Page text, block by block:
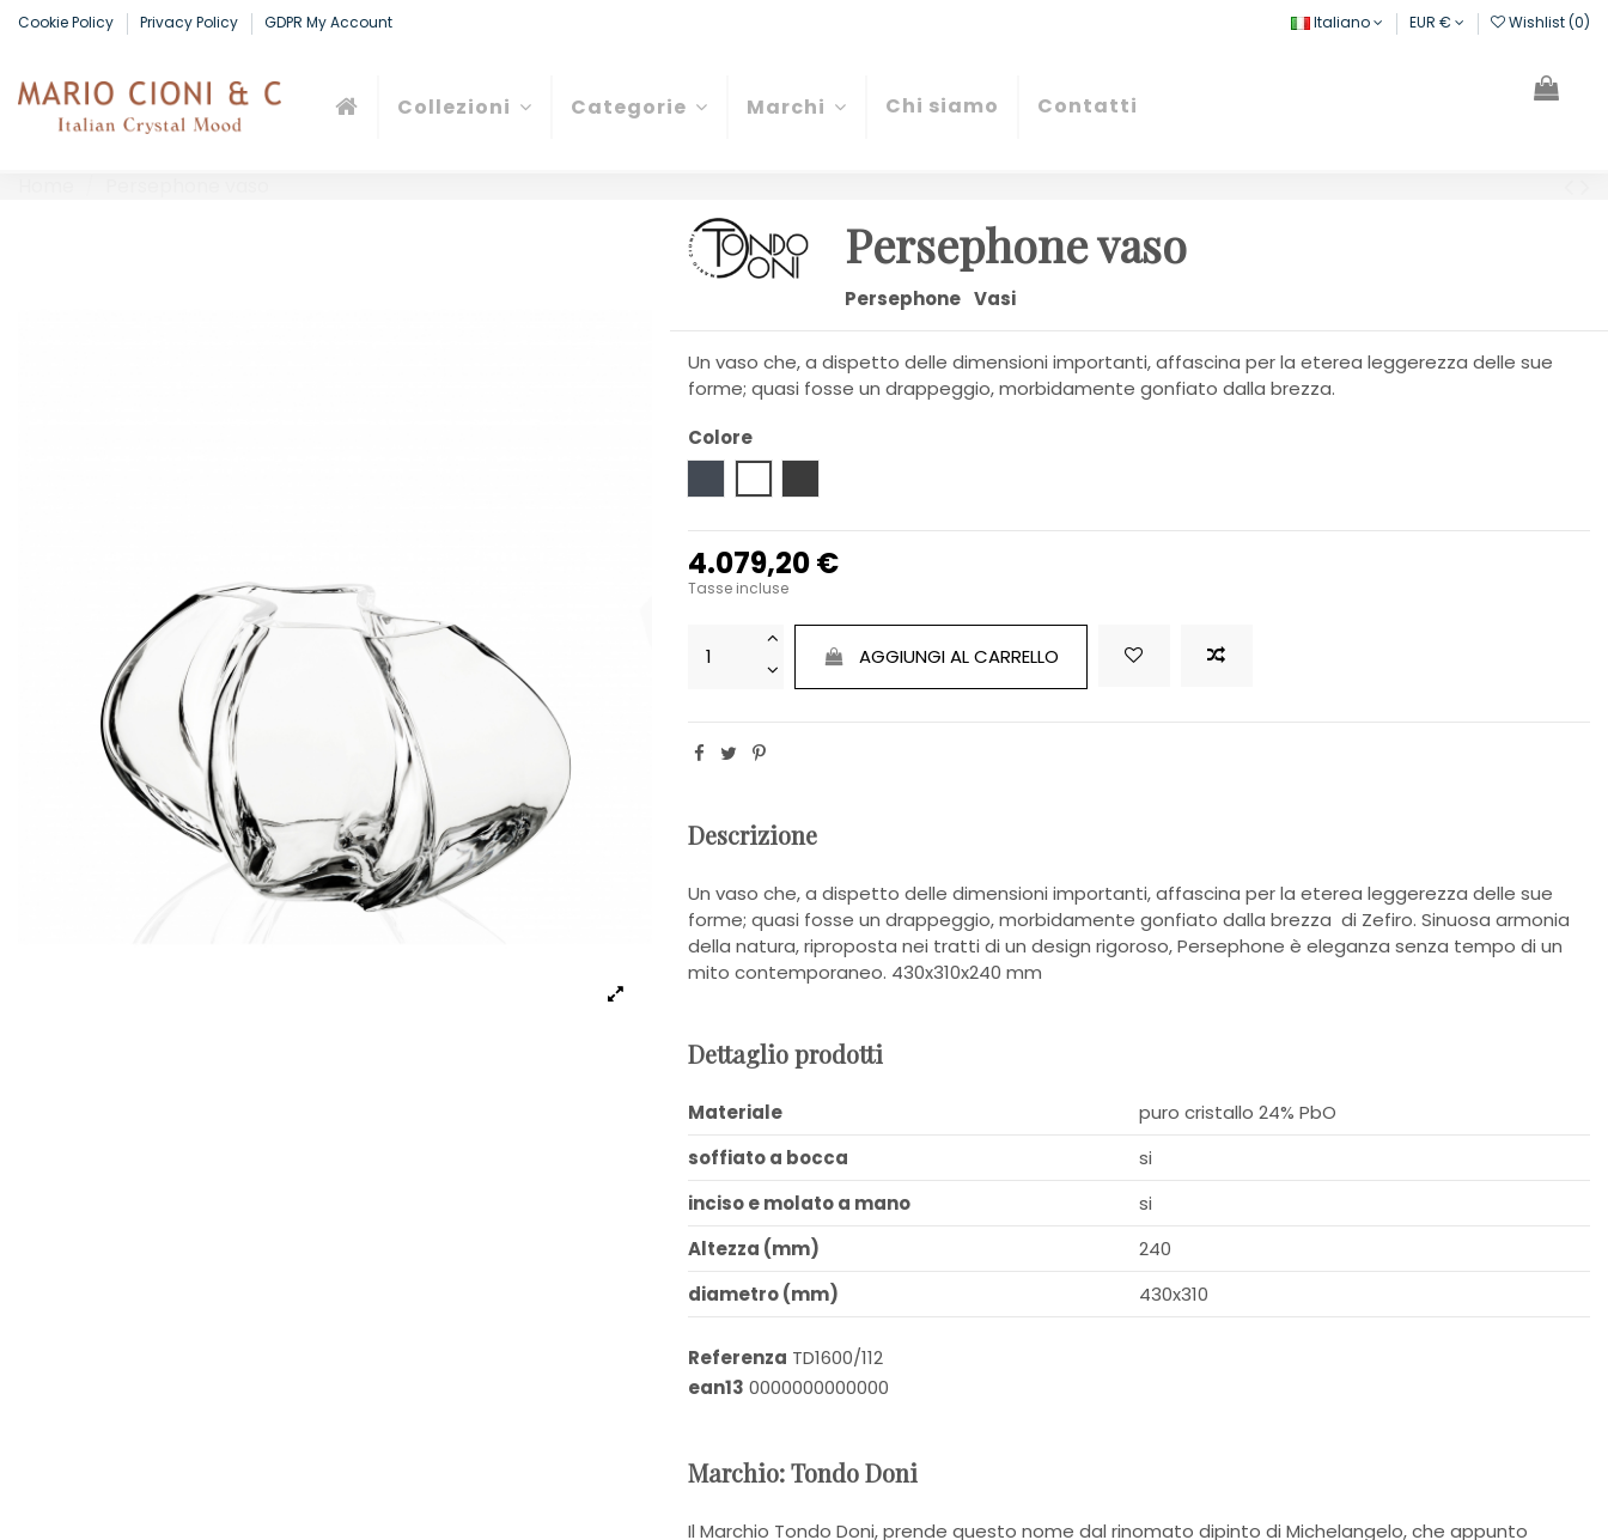
Cookie Policy Privacy Policy GDPR My Account Italiano EUR € Wishlist (0)
Collezioni Categorie Marchi Chi siamo Contatti
Persephone vaso
Persephone Vasi
Un vaso che, a dispetto delle dimensioni importanti, affascina per la eterea leggerezza delle sue
forme; quasi fosse un drappeggio, morbidamente gonfiato dalla brezza.
Colore
4.079,20 €
Tasse incluse
AGGIUNGI AL CARRELLO
Descrizione
Un vaso che, a dispetto delle dimensioni importanti, affascina per la eterea leggerezza delle sue
forme; quasi fosse un drappeggio, morbidamente gonfiato dalla brezza di Zefiro. Sinuosa armonia
della natura, riproposta nei tratti di un design rigoroso, Persephone è eleganza senza tempo di un
mito contemporaneo. 430x310x240 mm
Dettaglio prodotti
Materiale
puro cristallo 24% PbO
soffiato a bocca
si
inciso e molato a mano
si
Altezza (mm)
240
diametro (mm)
430x310
Referenza TD1600/112
ean13 0000000000000
Marchio: Tondo Doni
Il Marchio Tondo Doni, prende questo nome dal rinomato dipinto di Michelangelo, che appunto